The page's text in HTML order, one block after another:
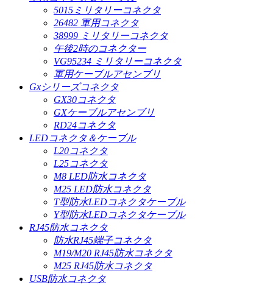
5015ミリタリーコネクタ
26482 軍用コネクタ
38999 ミリタリーコネクタ
午後2時のコネクター
VG95234 ミリタリーコネクタ
軍用ケーブルアセンブリ
Gxシリーズコネクタ
GX30コネクタ
GXケーブルアセンブリ
RD24コネクタ
LEDコネクタ＆ケーブル
L20コネクタ
L25コネクタ
M8 LED防水コネクタ
M25 LED防水コネクタ
T型防水LEDコネクタケーブル
Y型防水LEDコネクタケーブル
RJ45防水コネクタ
防水RJ45端子コネクタ
M19/M20 RJ45防水コネクタ
M25 RJ45防水コネクタ
USB防水コネクタ